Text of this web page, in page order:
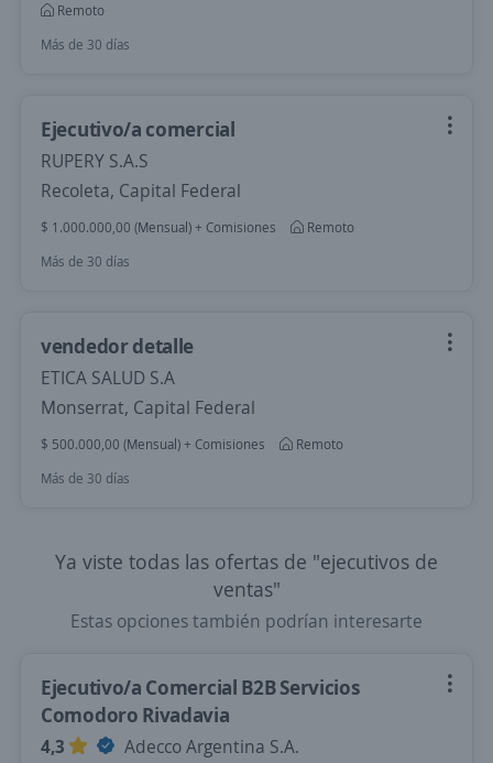
Remoto
Más de 30 días
Ejecutivo/a comercial
RUPERY S.A.S
Recoleta, Capital Federal
$ 1.000.000,00 (Mensual) + Comisiones
Remoto
Más de 30 días
vendedor detalle
ETICA SALUD S.A
Monserrat, Capital Federal
$ 500.000,00 (Mensual) + Comisiones
Remoto
Más de 30 días
Ya viste todas las ofertas de "ejecutivos de
ventas"
Estas opciones también podrían interesarte
Ejecutivo/a Comercial B2B Servicios
Comodoro Rivadavia
4,3
Adecco Argentina S.A.